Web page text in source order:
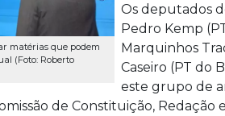
matérias que podem
(Foto: Roberto
Os deputados
Pedro Kemp
Marquinhos
Caseiro (PT do
este grupo de
de Constituição,